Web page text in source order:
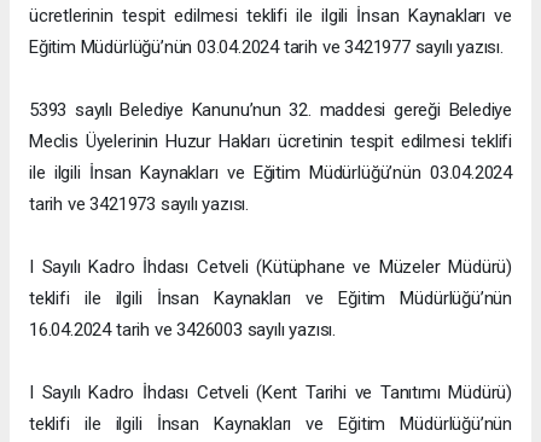
ücretlerinin tespit edilmesi teklifi ile ilgili İnsan Kaynakları ve
Eğitim Müdürlüğü’nün 03.04.2024 tarih ve 3421977 sayılı yazısı.
5393 sayılı Belediye Kanunu’nun 32. maddesi gereği Belediye
Meclis Üyelerinin Huzur Hakları ücretinin tespit edilmesi teklifi
ile ilgili İnsan Kaynakları ve Eğitim Müdürlüğü’nün 03.04.2024
tarih ve 3421973 sayılı yazısı.
I Sayılı Kadro İhdası Cetveli (Kütüphane ve Müzeler Müdürü)
teklifi ile ilgili İnsan Kaynakları ve Eğitim Müdürlüğü’nün
16.04.2024 tarih ve 3426003 sayılı yazısı.
I Sayılı Kadro İhdası Cetveli (Kent Tarihi ve Tanıtımı Müdürü)
teklifi ile ilgili İnsan Kaynakları ve Eğitim Müdürlüğü’nün